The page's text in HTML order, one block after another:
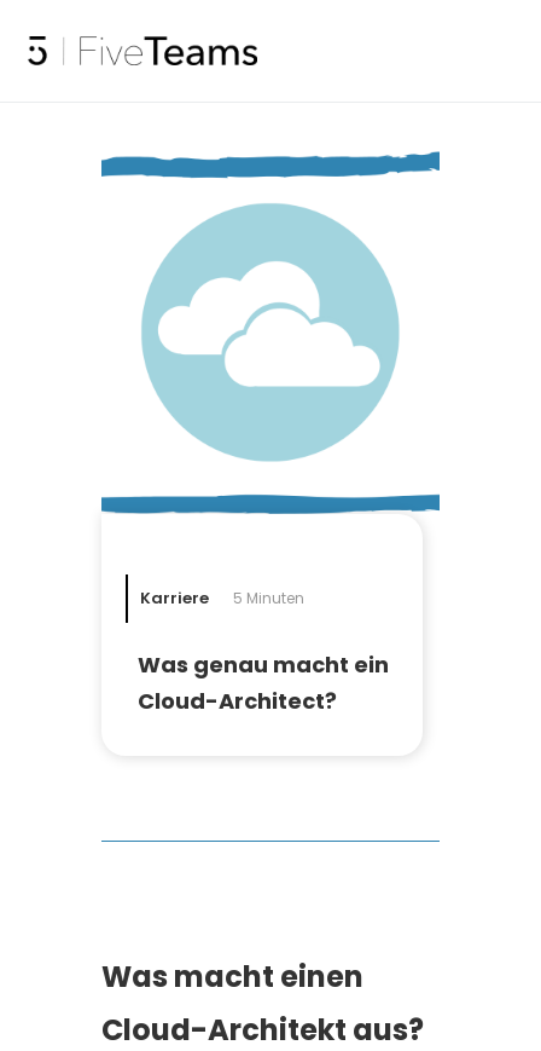
Karriere 5 Minuten
Was genau macht ein
Cloud-Architect?
Was macht einen
Cloud-Architekt aus?